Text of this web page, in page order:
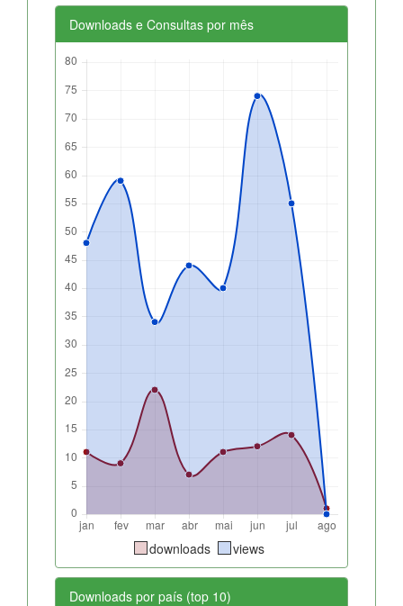
Downloads e Consultas por mês
downloads views
Downloads por país (top 10)